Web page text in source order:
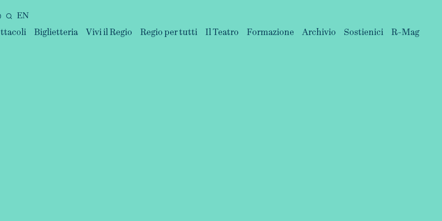
EN
Biglietteria Vivi il Regio Regio per tutti Il Teatro Formazione Archivio Sostienici R-Mag